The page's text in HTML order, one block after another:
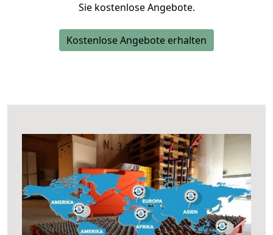
Sie kostenlose Angebote.
Kostenlose Angebote erhalten